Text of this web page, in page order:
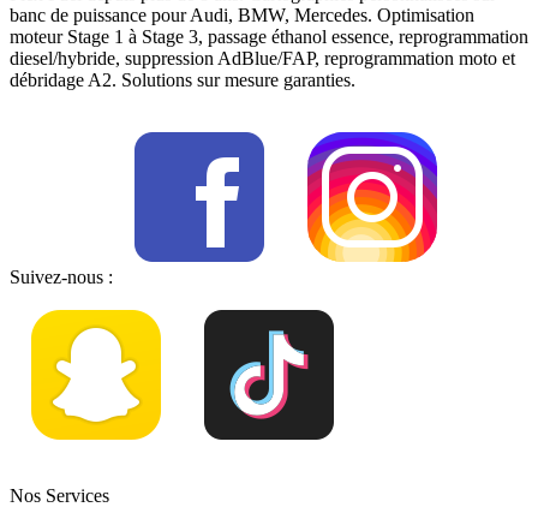
banc de puissance pour Audi, BMW, Mercedes. Optimisation
moteur Stage 1 à Stage 3, passage éthanol essence, reprogrammation
diesel/hybride, suppression AdBlue/FAP, reprogrammation moto et
débridage A2. Solutions sur mesure garanties.
Suivez-nous :
Nos Services